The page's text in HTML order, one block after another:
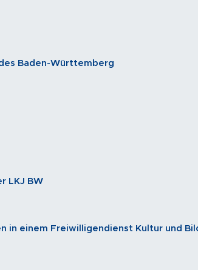
Baden-Württemberg
LKJ BW
einem Freiwilligendienst Kultur und